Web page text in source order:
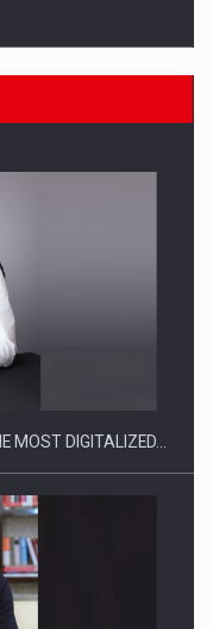
Technology and…
MOST DIGITALIZED…